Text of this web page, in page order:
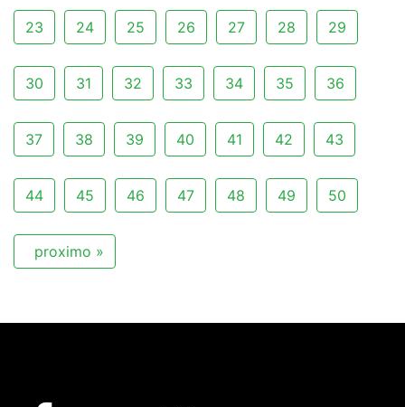
23 24 25 26 27 28 29
30 31 32 33 34 35 36
37 38 39 40 41 42 43
44 45 46 47 48 49 50
proximo »